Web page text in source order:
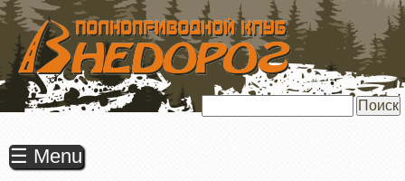
ПЕРЕЙТИ
ОСНОВНОМУ
СОДЕРЖАНИЮ
☰ Menu